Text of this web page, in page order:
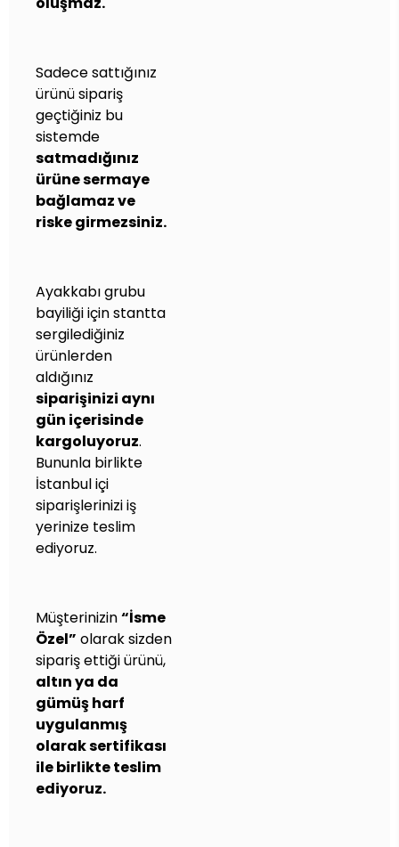
Sadece sattığınız
ürünü sipariş
geçtiğiniz bu
sistemde
satmadığınız
ürüne sermaye
bağlamaz ve
riske girmezsiniz.
Ayakkabı grubu
bayiliği için stantta
sergilediğiniz
ürünlerden
aldığınız
siparişinizi aynı
gün içerisinde
kargoluyoruz.
Bununla birlikte
İstanbul içi
siparişlerinizi iş
yerinize teslim
ediyoruz.
Müşterinizin“İsme
Özel” olarak sizden
sipariş ettiği ürünü,
altın ya da
gümüş harf
uygulanmış
olarak sertifikası
ile birlikte teslim
ediyoruz.